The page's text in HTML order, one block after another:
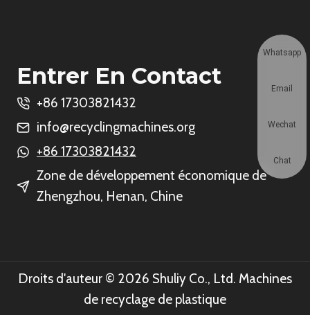
Entrer En Contact
+86 17303821432
info@recyclingmachines.org
+86 17303821432
Zone de développement économique de
Zhengzhou, Henan, Chine
Droits d'auteur © 2026 Shuliy Co., Ltd. Machines
de recyclage de plastique
Whatsapp
Email
Wechat
Chat